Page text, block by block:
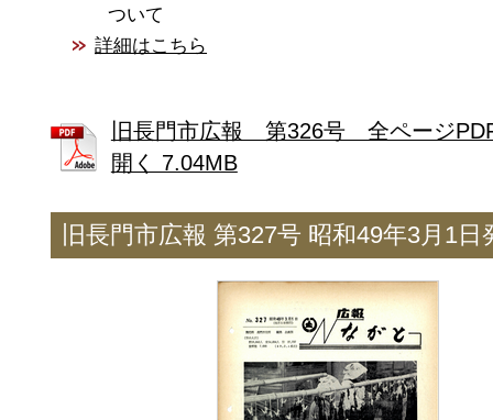
ついて
詳細はこちら
旧長門市広報 第326号 全ページ
開く 7.04MB
旧長門市広報 第327号 昭和49年3月1日